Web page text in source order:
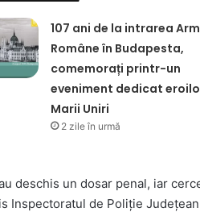
107 ani de la intrarea
Române în Budapesta,
comemorați printr-un
eveniment dedicat
Marii Uniri
2 zile în urmă
deschis un dosar penal, iar
Inspectoratul de Poliție